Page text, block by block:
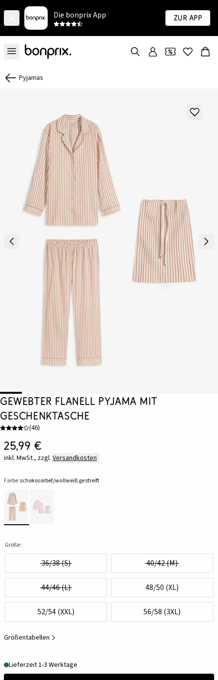
Die bonprix App Zur App
Pyjamas
Gewebter Flanell Pyjama mit
Geschenktasche
(46)
25,99 €
inkl. MwSt., zzgl. Versandkosten
Farbe:schokosorbet/wollweiß gestreift
Größe:
36/38 (S) 40/42 (M)
44/46 (L) 48/50 (XL)
52/54 (XXL) 56/58 (3XL)
Größentabellen
Lieferzeit 1-3 Werktage